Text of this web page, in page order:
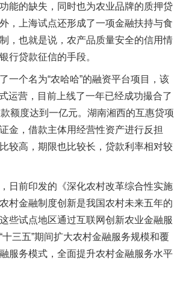
能的缺失，同时也为农业品牌的质押贷
，上海试点还形成了一项金融扶持与食
，也就是说，农产品质量安全的信用情
行贷款征信的手段。
一个名为“农哈哈”的融资平台项目，该
运营，目前上线了一年已经成功撮合了
额度达到一亿元。湖南湘西的互惠贷项
金，借款主体用经营性资产进行反担
较高，期限也比较长，贷款利率相对较
日前印发的《深化农村改革综合性实施
村金融制度创新是我国农村未来五年的
些试点地区通过互联网创新农业金融服
三五”期间扩大农村金融服务规模和覆
服务模式，全面提升农村金融服务水平